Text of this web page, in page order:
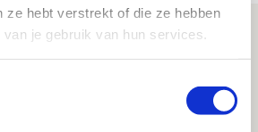
ze hebt verstrekt of die ze hebben
je gebruik van hun services.
je moet weten over